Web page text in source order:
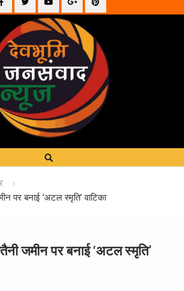
Facebook
TwitterYouTubePlus
Google
पर बनाई ‘अटल स्मृति’ वाटिका
जमीन पर बनाई ‘अटल स्मृति’